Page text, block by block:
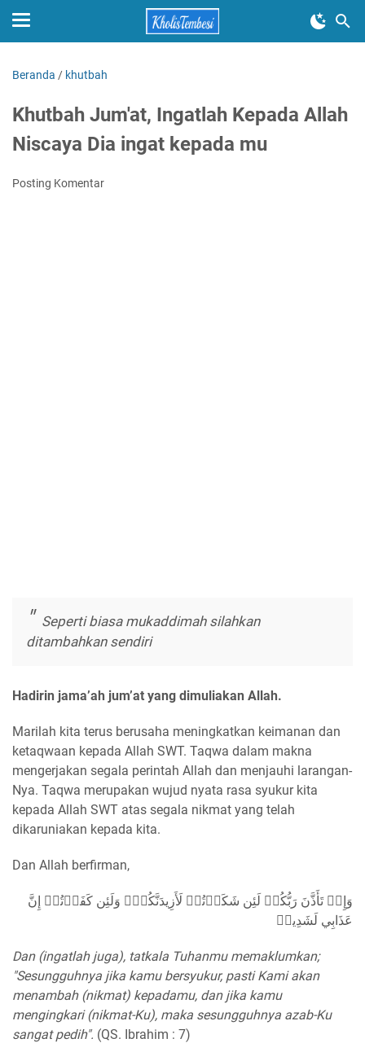
Beranda / khutbah
Khutbah Jum'at, Ingatlah Kepada Allah
Niscaya Dia ingat kepada mu
Posting Komentar
Seperti biasa mukaddimah silahkan
ditambahkan sendiri
Hadirin jama’ah jum’at yang dimuliakan Allah.
Marilah kita terus berusaha meningkatkan keimanan dan
ketaqwaan kepada Allah SWT. Taqwa dalam makna
mengerjakan segala perintah Allah dan menjauhi larangan-
Nya. Taqwa merupakan wujud nyata rasa syukur kita
kepada Allah SWT atas segala nikmat yang telah
dikaruniakan kepada kita.
Dan Allah berfirman,
وَإِذۡ تَأَذَّنَ رَبُّكُمۡ لَئِن شَكَرۡتُمۡ لَأَزِيدَنَّكُمۡۖ وَلَئِن كَفَرۡتُمۡ إِنَّ
عَذَابِي لَشَدِيدٞ
Dan (ingatlah juga), tatkala Tuhanmu memaklumkan;
"Sesungguhnya jika kamu bersyukur, pasti Kami akan
menambah (nikmat) kepadamu, dan jika kamu
mengingkari (nikmat-Ku), maka sesungguhnya azab-Ku
sangat pedih". (QS. Ibrahim : 7)